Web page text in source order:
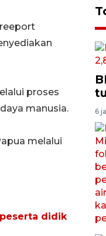
proses
manusia.
melalui
didik
6